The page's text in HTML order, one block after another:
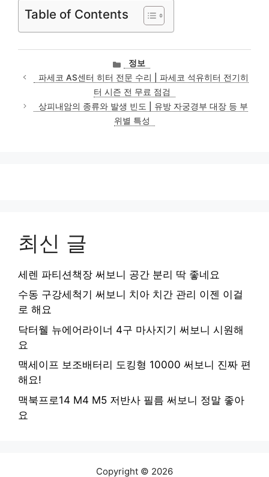
Table of Contents
카
테
고
리
정보
파세코 AS센터 히터 전문 수리 | 파세코 석유히터 전기히
터 시즌 전 무료 점검
상피내암의 종류와 발생 빈도 | 유방 자궁경부 대장 등 부
위별 특성
최신 글
세렌 파티션책장 써보니 공간 분리 딱 좋네요
수동 구강세척기 써보니 치아 치간 관리 이젠 이걸
로 해요
닥터웰 뉴에어라이너 4구 마사지기 써보니 시원해
요
맥세이프 보조배터리 도킹형 10000 써보니 진짜 편
해요!
맥북프로14 M4 M5 저반사 필름 써보니 정말 좋아
요
Copyright © 2026